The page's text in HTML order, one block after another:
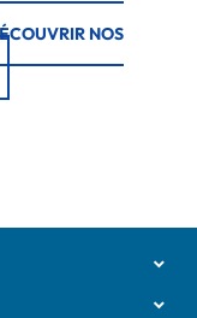
NOS

